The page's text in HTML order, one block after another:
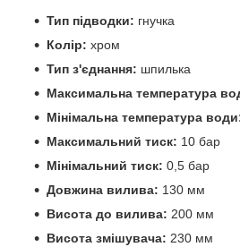
Тип підводки: гнучка
Колір: хром
Тип з'єднання: шпилька
Максимальна температура
Мінімальна температура
Максимальний тиск: 10 бар
Мінімальний тиск: 0,5 бар
Довжина вилива: 130 мм
Висота до вилива: 200 мм
Висота змішувача: 230 мм